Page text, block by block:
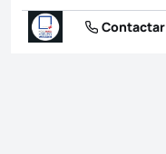
Contactar